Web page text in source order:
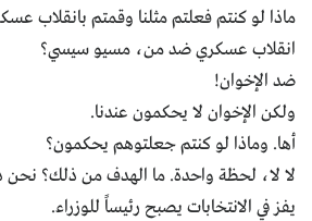
ماذا لو كنتم فعلتم مثلنا وقمتم بانقلاب
انقلاب عسكري ضد من، مسيو سيسي؟
ضد الإخوان!
ولكن الإخوان لا يحكمون عندنا.
أها. وماذا لو كنتم جعلتوهم يحكمون؟
لا لا، لحظة واحدة. ما الهدف من ذلك؟ نحن
يفز في الانتخابات يصبح رئيساً للوزراء.